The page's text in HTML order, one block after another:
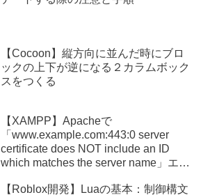
【Cocoon】縦方向に並んだ時にブロ
ックの上下が逆になる２カラムボック
スをつくる
【XAMPP】Apacheで
「www.example.com:443:0 server
certificate does NOT include an ID
which matches the server name」エラ
【Roblox開発】Luaの基本：制御構文